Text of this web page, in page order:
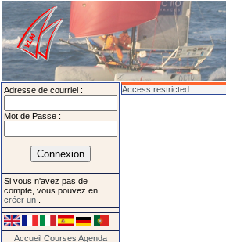
Adresse de courriel :
Mot de Passe :
Si vous n'avez pas de
compte, vous pouvez en
créer un
Accueil Courses Agenda
Access restricted